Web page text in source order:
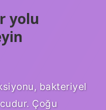
yolu
bakteriyel
Çoğu